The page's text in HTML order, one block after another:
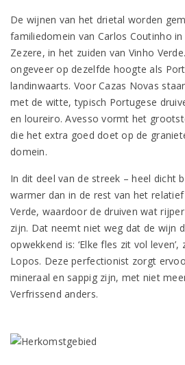
De wijnen van het drietal worden
familiedomein van Carlos Coutinho
Zezere, in het zuiden van Vinho
ongeveer op dezelfde hoogte als
landinwaarts. Voor Cazas Novas
met de witte, typisch Portugese
en loureiro. Avesso vormt het
die het extra goed doet op de
domein.
In dit deel van de streek – heel dicht
warmer dan in de rest van het
Verde, waardoor de druiven wat
zijn. Dat neemt niet weg dat de wijn
opwekkend is: ‘Elke fles zit vol
Lopos. Deze perfectionist zorgt
mineraal en sappig zijn, met niet
Verfrissend anders.